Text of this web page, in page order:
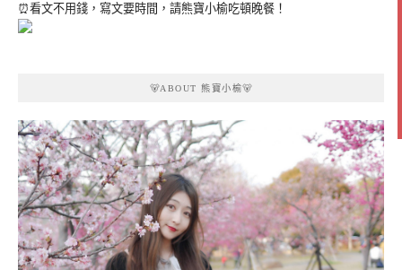
⏰看文不用錢，寫文要時間，請熊寶小榆吃頓晚餐！
🐻ABOUT 熊寶小榆🐻